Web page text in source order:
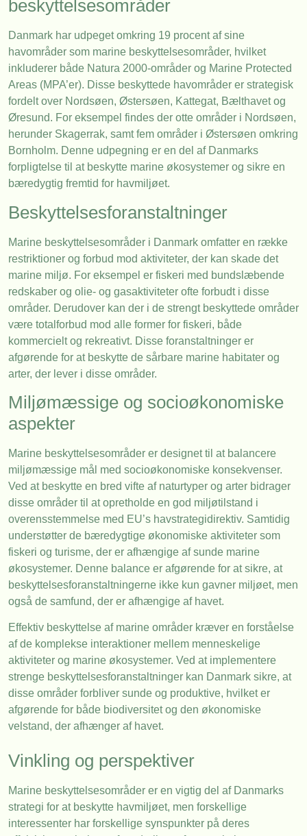
beskyttelsesområder
Danmark har udpeget omkring 19 procent af sine
havområder som marine beskyttelsesområder, hvilket
inkluderer både Natura 2000-områder og Marine Protected
Areas (MPA’er). Disse beskyttede havområder er strategisk
fordelt over Nordsøen, Østersøen, Kattegat, Bælthavet og
Øresund. For eksempel findes der otte områder i Nordsøen,
herunder Skagerrak, samt fem områder i Østersøen omkring
Bornholm. Denne udpegning er en del af Danmarks
forpligtelse til at beskytte marine økosystemer og sikre en
bæredygtig fremtid for havmiljøet.
Beskyttelsesforanstaltninger
Marine beskyttelsesområder i Danmark omfatter en række
restriktioner og forbud mod aktiviteter, der kan skade det
marine miljø. For eksempel er fiskeri med bundslæbende
redskaber og olie- og gasaktiviteter ofte forbudt i disse
områder. Derudover kan der i de strengt beskyttede områder
være totalforbud mod alle former for fiskeri, både
kommercielt og rekreativt. Disse foranstaltninger er
afgørende for at beskytte de sårbare marine habitater og
arter, der lever i disse områder.
Miljømæssige og socioøkonomiske
aspekter
Marine beskyttelsesområder er designet til at balancere
miljømæssige mål med socioøkonomiske konsekvenser.
Ved at beskytte en bred vifte af naturtyper og arter bidrager
disse områder til at opretholde en god miljøtilstand i
overensstemmelse med EU’s havstrategidirektiv. Samtidig
understøtter de bæredygtige økonomiske aktiviteter som
fiskeri og turisme, der er afhængige af sunde marine
økosystemer. Denne balance er afgørende for at sikre, at
beskyttelsesforanstaltningerne ikke kun gavner miljøet, men
også de samfund, der er afhængige af havet.
Effektiv beskyttelse af marine områder kræver en forståelse
af de komplekse interaktioner mellem menneskelige
aktiviteter og marine økosystemer. Ved at implementere
strenge beskyttelsesforanstaltninger kan Danmark sikre, at
disse områder forbliver sunde og produktive, hvilket er
afgørende for både biodiversitet og den økonomiske
velstand, der afhænger af havet.
Vinkling og perspektiver
Marine beskyttelsesområder er en vigtig del af Danmarks
strategi for at beskytte havmiljøet, men forskellige
interessenter har forskellige synspunkter på deres